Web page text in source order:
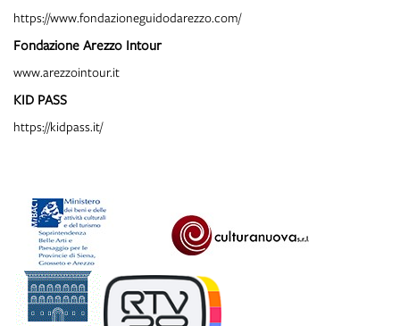
https://www.fondazioneguidodarezzo.com/
Fondazione Arezzo Intour
www.arezzointour.it
KID PASS
https://kidpass.it/